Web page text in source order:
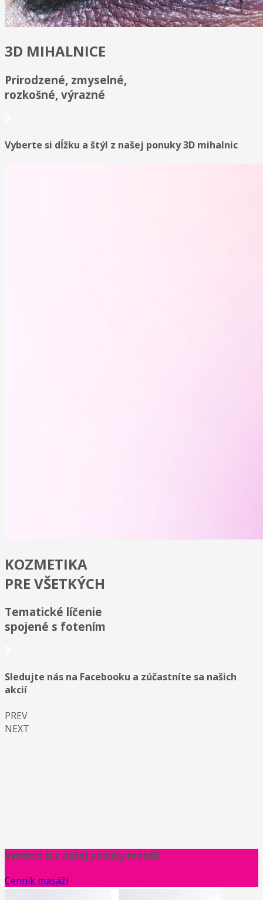
3D MIHALNICE
Prirodzené, zmyselné,
rozkošné, výrazné
Vyberte si dĺžku a štýl z našej ponuky 3D mihalnic
KOZMETIKA
PRE VŠETKÝCH
Tematické líčenie
spojené s fotením
Sledujte nás na Facebooku a zúčastníte sa našich
akcií
PREV
NEXT
Vyberte si z našej ponuky masáži
Cenník masáži